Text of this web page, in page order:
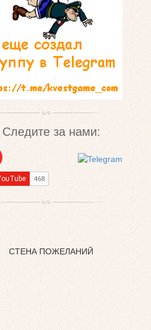
Следите за нами:
СТЕНА ПОЖЕЛАНИЙ